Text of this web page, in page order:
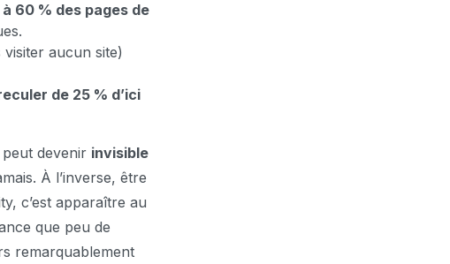
60 % des pages de
visiter aucun site)
de 25 % d’ici
devenir invisible
À l’inverse, être
c’est apparaître au
que peu de
remarquablement